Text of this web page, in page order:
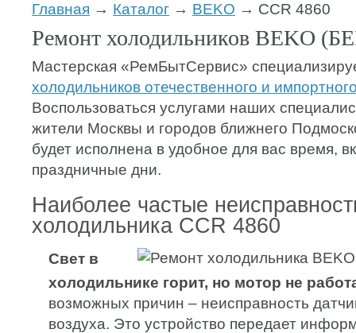
Главная → Каталог → BEKO → CCR 4860
Ремонт холодильников BEKO
Мастерская «РемБытСервис»
холодильников отечественного и
Воспользоваться услугами наших
жители Москвы и городов ближнего
будет исполнена в удобное для вас время,
праздничные дни.
Наиболее частые
холодильника CCR 4860
Свет в
холодильнике горит, но мотор не
возможных причин – неисправность
воздуха. Это устройство передает